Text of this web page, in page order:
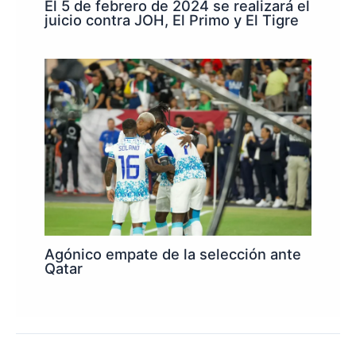
El 5 de febrero de 2024 se realizará el
juicio contra JOH, El Primo y El Tigre
Agónico empate de la selección ante
Qatar